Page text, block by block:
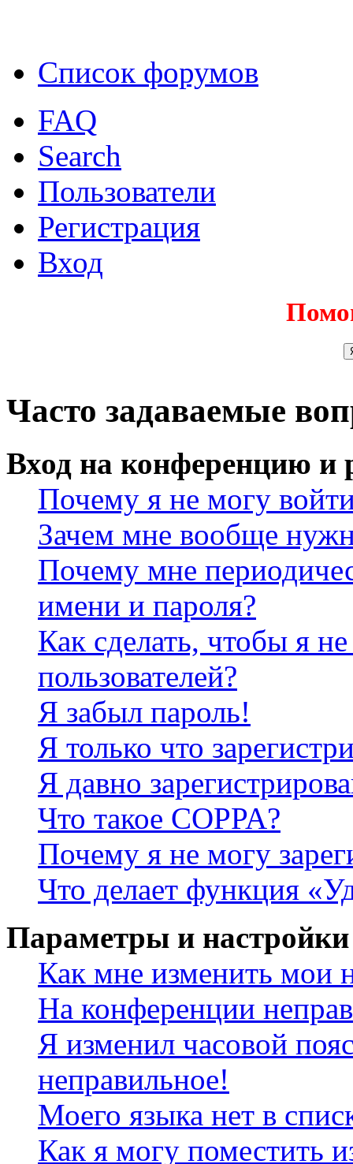
Список форумов
FAQ
Search
Пользователи
Регистрация
Вход
Часто задаваемые
Вход на конференцию и
Почему я не могу
Зачем мне вообще
Почему мне
имени и пароля?
Как сделать, чтобы я
пользователей?
Я забыл пароль!
Я только что
Я давно
Что такое COPPA?
Почему я не могу
Что делает функция
Параметры и настройки
Как мне изменить мои
На конференции
Я изменил часовой
неправильное!
Моего языка нет в
Как я могу поместить